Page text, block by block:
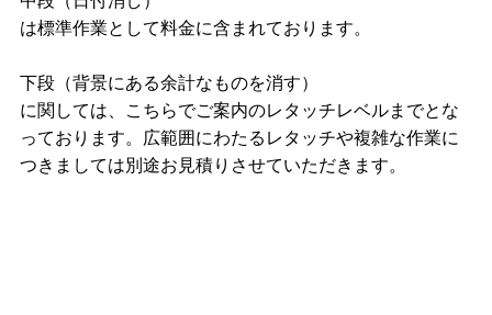
は標準作業として料金に含まれております。
下段（背景にある余計なものを消す）
に関しては、こちらでご案内のレタッチレベルまでとな
っております。広範囲にわたるレタッチや複雑な作業に
つきましては別途お見積りさせていただきます。